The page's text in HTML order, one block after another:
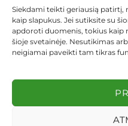
Siekdami teikti geriausią
kaip slapukus. Jei sutiksite su
apdoroti duomenis, tokius kaip
šioje svetainėje. Nesutikimas
neigiamai paveikti tam tikras
KEITIMAS IR
Visos teisės